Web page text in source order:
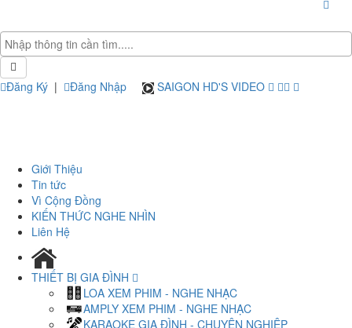
Đăng Ký | Đăng Nhập SAIGON HD'S VIDEO
Giới Thiệu
Tin tức
Vì Cộng Đồng
KIẾN THỨC NGHE NHÌN
Liên Hệ
THIẾT BỊ GIA ĐÌNH
LOA XEM PHIM - NGHE NHẠC
AMPLY XEM PHIM - NGHE NHẠC
KARAOKE GIA ĐÌNH - CHUYÊN NGHIỆP